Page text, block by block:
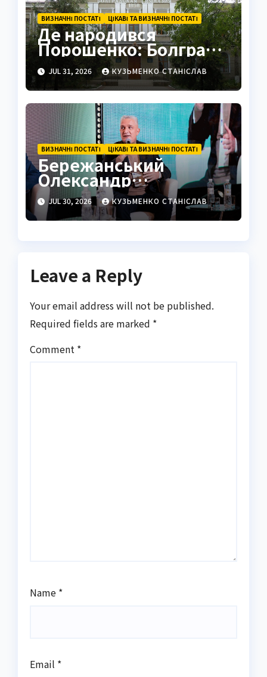
ВИЗНАЧНІ ПОСТАТІ ЦІКАВІ ТА ВИЗНАЧНІ ПОСТАТІ
Де народився
Порошенко: Болград і
ранні роки
JUL 31, 2026 КУЗЬМЕНКО СТАНІСЛАВ
ВИЗНАЧНІ ПОСТАТІ ЦІКАВІ ТА ВИЗНАЧНІ ПОСТАТІ
Бережанський
Олександр
Михайлович вікіпедія:
повна біографія
лідера BERTA group
JUL 30, 2026 КУЗЬМЕНКО СТАНІСЛАВ
Leave a Reply
Your email address will not be published.
Required fields are marked *
Comment *
Name *
Email *